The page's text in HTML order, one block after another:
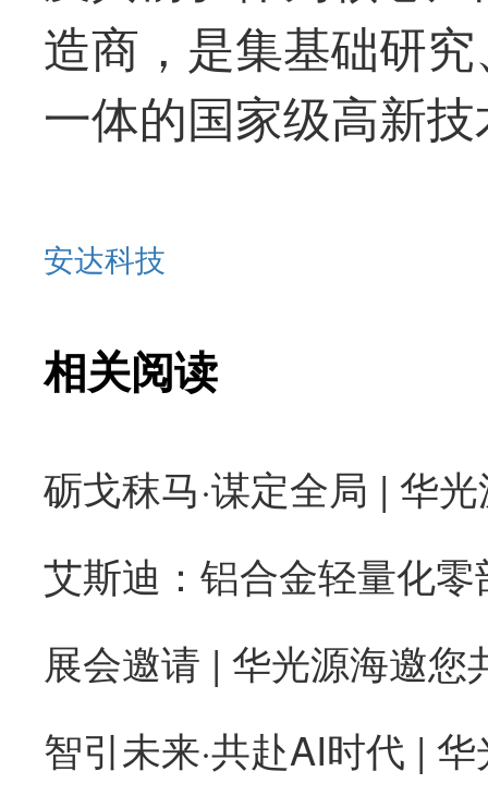
造商，是集基础研
一体的国家级高新
安达科技
相关阅读
砺戈秣马·谋定全局 | 华